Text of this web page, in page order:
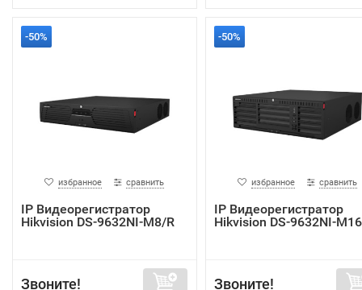
-50%
избранное сравнить
IP Видеорегистратор
Hikvision DS-9632NI-M8/R
Звоните!
-50%
избранное сравнить
IP Видеорегистратор
Hikvision DS-9632NI-M16
Звоните!